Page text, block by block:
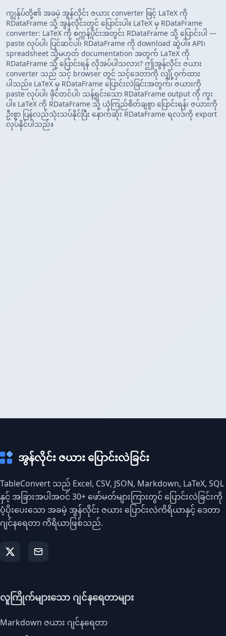
ကျွန်ုပ်တို့၏ အခမဲ့ အွန်လိုင်း ဇယား converter ဖြင့် LaTeX ကို
RDataFrame သို့ အွန်လိုင်းတွင် ပြောင်းပါ။ LaTeX မှ RDataFrame
converter: LaTeX ကို စက္ကန့်ပိုင်းအတွင်း RDataFrame သို့ ပြောင်းပါ —
paste လုပ်ပါ၊ ပြင်ဆင်ပါ၊ RDataFrame ကို download ဆွဲပါ။ API၊
spreadsheet သို့မဟုတ် documentation အတွက် LaTeX ကို
RDataFrame သို့ ပြောင်းရန် လိုအပ်ပါသလား? ဤအွန်လိုင်း ဇယား
converter သည် သင့် browser တွင် သင့်ဒေတာကို လျှို့ဝှက်ထား
ပါသည်။ LaTeX မှ RDataFrame ပြောင်းလဲခြင်းအတွက်၊ ဇယားကို
paste လုပ်ပါ၊ ဖိုင်တင်ပါ၊ သန့်ရှင်းသော RDataFrame output ကို ကူး
ပါ။ LaTeX ကို RDataFrame သို့ ယုံကြည်စိတ်ချစွာ ပြောင်းရန်၊ ဇယားကို
ဦးစွာ ပြန်လည်သုံးသပ်နိုင်ပြီး နောက်ဆုံး RDataFrame ရလဒ်ကို export
လုပ်နိုင်ပါသည်။
အွန်လိုင်း ဇယား ပြောင်းလဲခြင်း
TableConvert သည် Excel, CSV, JSON, Markdown, LaTeX, SQL
နှင့် အခြားအပါအဝင် 30+ ဖော်မတ်များကြားတွင် ပြောင်းလဲခြင်းကို
ပံ့ပိုးပေးသော အခမဲ့ အွန်လိုင်း ဇယား ပြောင်းလဲကိရိယာနှင့် ဒေတာ
ဂျင်နရေတာ ကိရိယာဖြစ်သည်.
လူကြိုက်များသော ဂျင်နရေတာများ
Markdown ဇယား ဂျင်နရေတာ